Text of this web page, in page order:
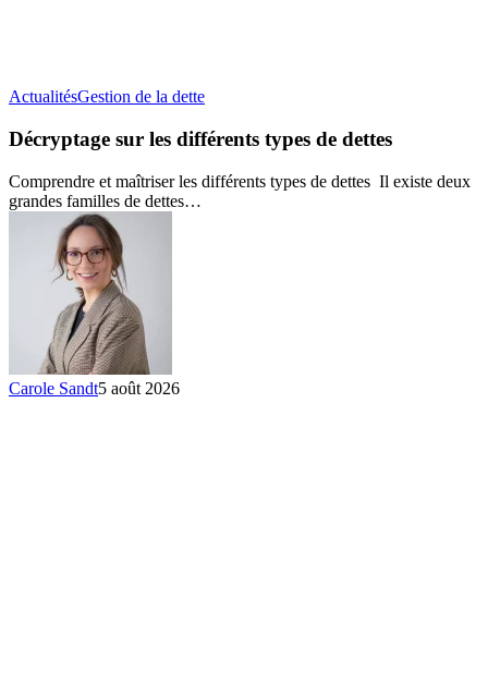
ActualitésGestion de la detteDécryptage
les
types
de
Décryptage sur les différents types de dettes
Comprendre et maîtriser les différents types de dettes Il existe deux
grandes familles de dettes…
Carole Sandt5 août 2026